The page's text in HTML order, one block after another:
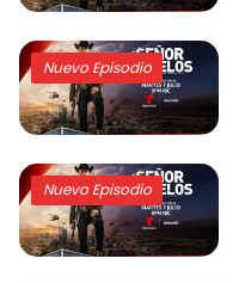
Nuevo Episodio
Nuevo Episodio